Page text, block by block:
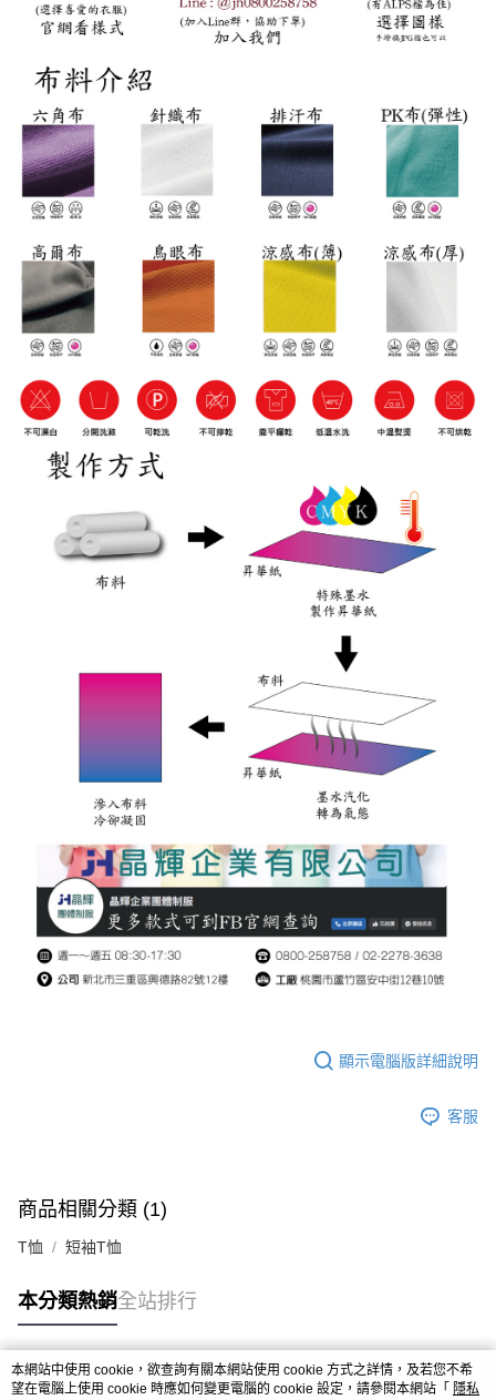
顯示電腦版詳細說明
客服
商品相關分類 (1)
T恤 短袖T恤
本分類熱銷全站排行
熱門標籤
本網站中使用 cookie，欲查詢有關本網站使用 cookie 方式之詳情，及若您不希
望在電腦上使用 cookie 時應如何變更電腦的 cookie 設定，請參閱本網站「 隱私